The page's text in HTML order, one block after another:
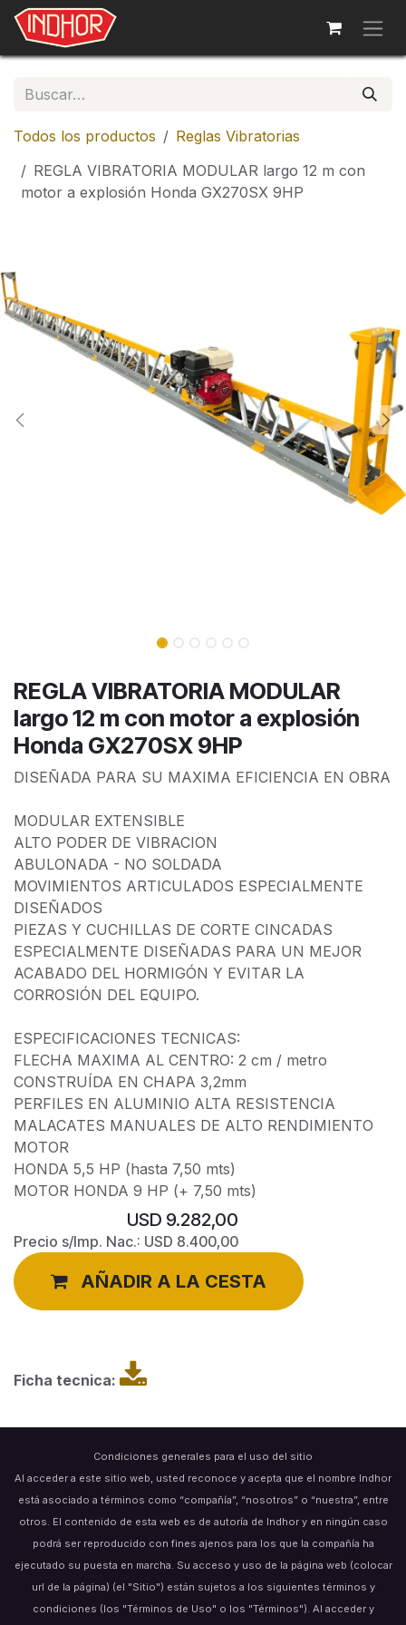
Ir al contenido
Todos los productos
Reglas Vibratorias
REGLA VIBRATORIA MODULAR largo 12 m con
motor a explosión Honda GX270SX 9HP
REGLA VIBRATORIA MODULAR
largo 12 m con motor a explosión
Honda GX270SX 9HP
DISEÑADA PARA SU MAXIMA EFICIENCIA EN OBRA
MODULAR EXTENSIBLE
ALTO PODER DE VIBRACION
ABULONADA - NO SOLDADA
MOVIMIENTOS ARTICULADOS ESPECIALMENTE
DISEÑADOS
PIEZAS Y CUCHILLAS DE CORTE CINCADAS
ESPECIALMENTE DISEÑADAS PARA UN MEJOR
ACABADO DEL HORMIGÓN Y EVITAR LA
CORROSIÓN DEL EQUIPO.
ESPECIFICACIONES TECNICAS:
FLECHA MAXIMA AL CENTRO: 2 cm / metro
CONSTRUÍDA EN CHAPA 3,2mm
PERFILES EN ALUMINIO ALTA RESISTENCIA
MALACATES MANUALES DE ALTO RENDIMIENTO
MOTOR
HONDA 5,5 HP (hasta 7,50 mts)
MOTOR HONDA 9 HP (+ 7,50 mts)
USD 9.282,00
Precio s/Imp. Nac.: USD 8.400,00
AÑADIR A LA CESTA
Ficha tecnica:
Condiciones generales para el uso del sitio
Al acceder a este sitio web, usted reconoce y acepta que el nombre Indhor
está asociado a términos como “compañía”, “nosotros” o “nuestra”, entre
otros. El contenido de esta web es de autoría de Indhor y en ningún caso
podrá ser reproducido con fines ajenos para los que la compañía ha
ejecutado su puesta en marcha. Su acceso y uso de la página web (colocar
url de la página) (el "Sitio") están sujetos a los siguientes términos y
condiciones (los "Términos de Uso" o los "Términos"). Al acceder y